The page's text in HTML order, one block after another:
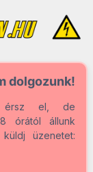
dolgozunk!
érsz el, de
órától állunk
üzenetet: